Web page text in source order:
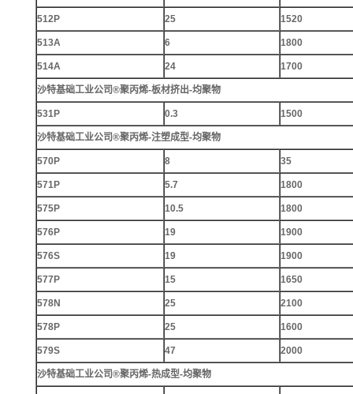
512P 25 1520
513A 6 1800
514A 24 1700
沙特基础工业公司®聚丙烯-板材挤出-均聚物
531P 0.3 1500
沙特基础工业公司®聚丙烯-注塑成型-均聚物
570P 8 35
571P 5.7 1800
575P 10.5 1800
576P 19 1900
576S 19 1900
577P 15 1650
578N 25 2100
578P 25 1600
579S 47 2000
沙特基础工业公司®聚丙烯-热成型-均聚物